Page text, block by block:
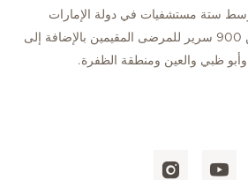
ستة مستشفيات في دولة الإمارات
العربية المتحدة مع أكثر من 900 سرير للمرضى المقيمين بالإضافة إلى